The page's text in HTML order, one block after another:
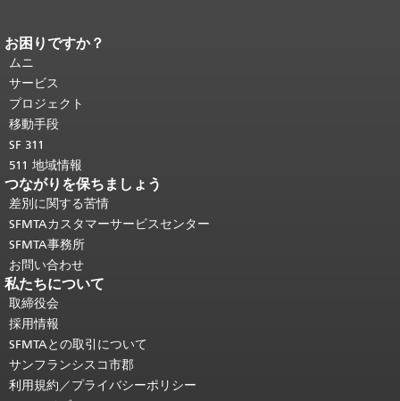
ページコンテンツの終わり。
ジの残りの部分はすべてのページで繰
り返されます。
頭に戻る。
お困りですか？
ムニ
サービス
プロジェクト
移動手段
SF 311
511 地域情報
つながりを保ちましょう
差別に関する苦情
SFMTAカスタマーサービスセンター
SFMTA事務所
お問い合わせ
私たちについて
取締役会
採用情報
SFMTAとの取引について
サンフランシスコ市郡
利用規約／プライバシーポリシー